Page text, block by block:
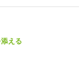
える